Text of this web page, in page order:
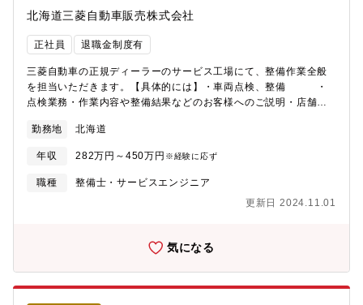
北海道三菱自動車販売株式会社
正社員 退職金制度有
三菱自動車の正規ディーラーのサービス工場にて、整備作業全般
を担当いただきます。【具体的には】・車両点検、整備 ・
点検業務・作業内容や整備結果などのお客様へのご説明・店舗を
【魅力】・他店購入のお客様の車も扱うため、国内外の多様なメ
ーカー・車種を扱うことができます。・長く勤められる働きやす
い環境づくりに積極的に取り組んでいます。勤続年数に応じた昇
給／取得資格に応じた手当付与／充実した休日数★車両貸与制度
PHEV・新型デリカD:5・新型ekクロススペース他、車種・グレー
意保険、車両保険、年次点検、車検、オイル交換、ガソリン等の
勤務地 北海道
年収 282万円～450万円 ※経験に応ず
職種
整備士・サービスエンジニア
更新日 2024.11.01
気になる